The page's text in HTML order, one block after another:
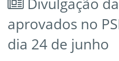
aprovados no
dia 24 de junho